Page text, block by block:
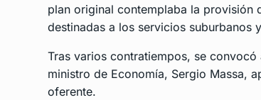
plan original contemplaba la provisión
destinadas a los servicios suburbanos
Tras varios contratiempos, se
ministro de Economía, Sergio Massa,
oferente.